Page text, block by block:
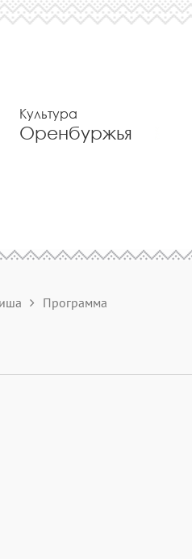
Культура
Оренбуржья
Программа